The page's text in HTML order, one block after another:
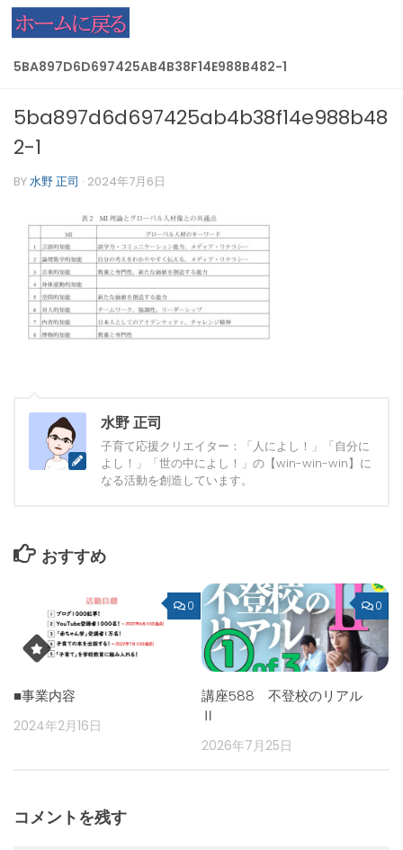
コンテンツへスキップ
5BA897D6D697425AB4B38F14E988B482-1
5ba897d6d697425ab4b38f14e988b48
2-1
BY水野 正司 · 2024年7月6日
水野 正司
子育て応援クリエイター：「人によし！」「自分に
よし！」「世の中によし！」の【win-win-win】に
なる活動を創造しています。
おすすめ
0
■事業内容
2024年2月16日
0
講座588 不登校のリアル
Ⅱ
2026年7月25日
コメントを残す